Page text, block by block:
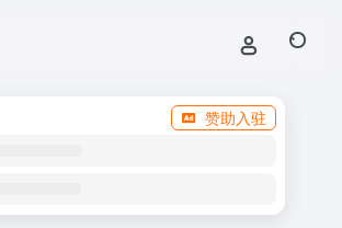
赞助入驻